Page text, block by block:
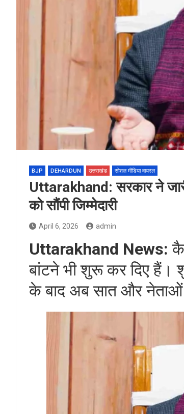
BJP DEHARDUN उत्तराखंड सोशल मीडिया वायरल
Uttarakhand: सरकार ने
को सौंपी जिम्मेदारी
April 6, 2026 admin
Uttarakhand News:
बांटने भी शुरू कर दिए हैं।
के बाद अब सात और नेताओं